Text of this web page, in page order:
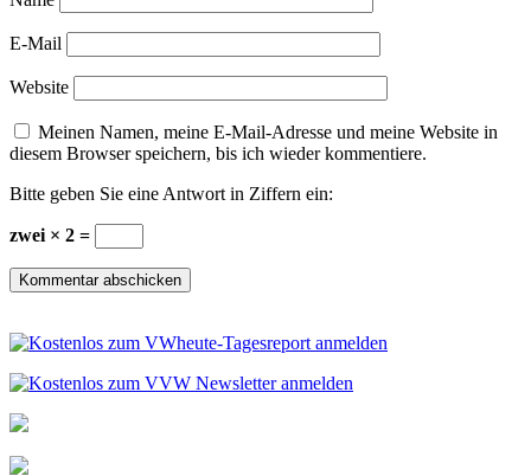
E-Mail
Website
Meinen Namen, meine E-Mail-Adresse und meine Website in
diesem Browser speichern, bis ich wieder kommentiere.
Bitte geben Sie eine Antwort in Ziffern ein:
zwei × 2 =